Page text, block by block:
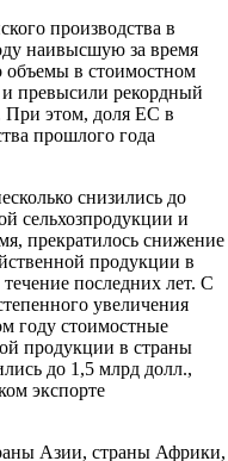
производства в
наивысшую за время
объемы в стоимостном
превысили рекордный
При этом, доля ЕС в
прошлого года
снизились до
сельхозпродукции и
прекратилось снижение
продукции в
последних лет. С
увеличения
году стоимостные
продукции в страны
до 1,5 млрд долл.,
экспорте
Азии, страны Африки,